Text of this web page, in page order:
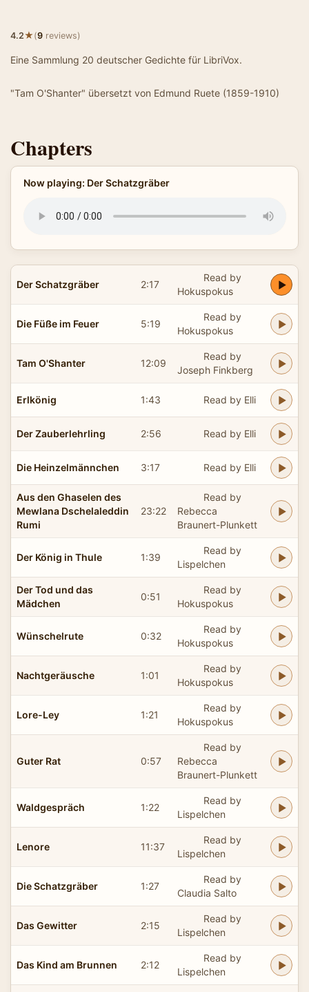
4.2★(9 reviews)
Eine Sammlung 20 deutscher Gedichte für LibriVox.
"Tam O'Shanter" übersetzt von Edmund Ruete (1859-1910)
Chapters
Now playing: Der Schatzgräber
Der Schatzgräber 2:17
Read by
Hokuspokus
Die Füße im Feuer 5:19
Read by
Hokuspokus
Tam O'Shanter 12:09
Read by
Joseph Finkberg
Erlkönig 1:43 Read by Elli
Der Zauberlehrling 2:56 Read by Elli
Die Heinzelmännchen 3:17 Read by Elli
Aus den Ghaselen des
Mewlana Dschelaleddin
Rumi
23:22
Read by
Rebecca
Braunert-Plunkett
Der König in Thule 1:39
Read by
Lispelchen
Der Tod und das
Mädchen
0:51
Read by
Hokuspokus
Wünschelrute 0:32
Read by
Hokuspokus
Nachtgeräusche 1:01
Read by
Hokuspokus
Lore-Ley 1:21
Read by
Hokuspokus
Guter Rat 0:57
Read by
Rebecca
Braunert-Plunkett
Waldgespräch 1:22
Read by
Lispelchen
Lenore 11:37
Read by
Lispelchen
Die Schatzgräber 1:27
Read by
Claudia Salto
Das Gewitter 2:15
Read by
Lispelchen
Das Kind am Brunnen 2:12
Read by
Lispelchen